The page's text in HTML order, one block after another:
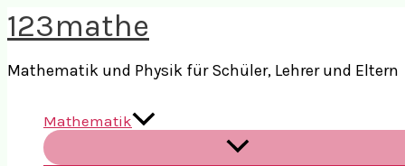
Zum
Inhalt
123mathe
Mathematik und Physik für Schüler, Lehrer und Eltern
Mathematik